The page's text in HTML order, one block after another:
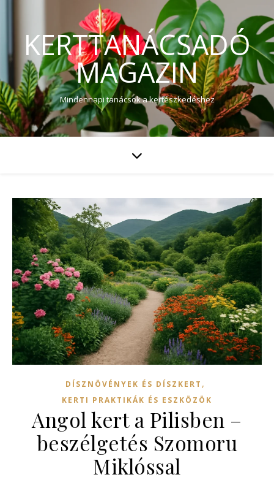
KERTTANÁCSADÓ
MAGAZIN
Mindennapi tanácsok a kertészkedéshez
DÍSZNÖVÉNYEK ÉS DÍSZKERT ,
KERTI PRAKTIKÁK ÉS ESZKÖZÖK
Angol kert a Pilisben –
beszélgetés Szomoru
Miklóssal